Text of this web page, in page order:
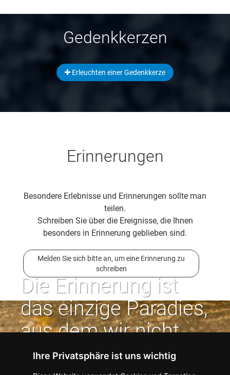
Ihre Privatsphäre ist uns wichtig
Gedenkkerzen
Erleuchten einer Gedenkkerze
Erinnerungen
Besondere Erlebnisse und Erinnerungen sollte man
teilen.
Schreiben Sie über die Ereignisse, die Ihnen
besonders in Erinnerung geblieben sind.
Melden Sie sich bitte an, um eine Erinnerung zu
schreiben
Die Erinnerung ist
das einzige Paradies,
aus dem wir nicht
vertrieben werden